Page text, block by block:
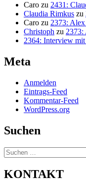
Caro zu 2431:
Claudia Rimkus zu
Caro zu 2373:
Christoph zu 2373:
2364: Interview
Meta
Anmelden
Eintrags-Feed
Kommentar-Feed
WordPress.org
Suchen
Suchen
nach:
KONTAKT